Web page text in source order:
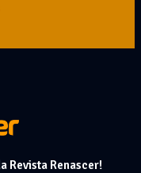
Revista Renascer!